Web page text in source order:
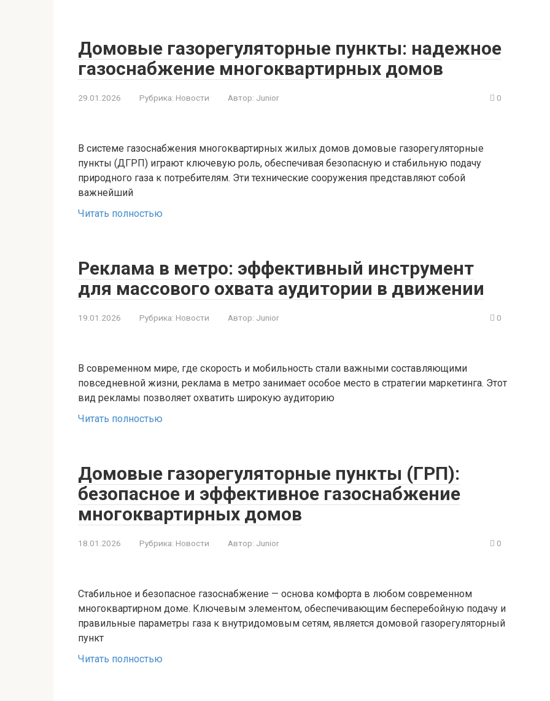
Домовые газорегуляторные пункты: надежное
газоснабжение многоквартирных домов
29.01.2026 Рубрика: Новости Автор: Junior 0
В системе газоснабжения многоквартирных жилых домов домовые газорегуляторные
пункты (ДГРП) играют ключевую роль, обеспечивая безопасную и стабильную подачу
природного газа к потребителям. Эти технические сооружения представляют собой
важнейший
Читать полностью
Реклама в метро: эффективный инструмент
для массового охвата аудитории в движении
19.01.2026 Рубрика: Новости Автор: Junior 0
В современном мире, где скорость и мобильность стали важными составляющими
повседневной жизни, реклама в метро занимает особое место в стратегии маркетинга. Этот
вид рекламы позволяет охватить широкую аудиторию
Читать полностью
Домовые газорегуляторные пункты (ГРП):
безопасное и эффективное газоснабжение
многоквартирных домов
18.01.2026 Рубрика: Новости Автор: Junior 0
Стабильное и безопасное газоснабжение — основа комфорта в любом современном
многоквартирном доме. Ключевым элементом, обеспечивающим бесперебойную подачу и
правильные параметры газа к внутридомовым сетям, является домовой газорегуляторный
пункт
Читать полностью